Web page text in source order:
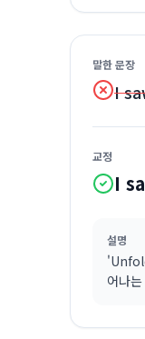
말한 문장
I
교정
I
설명
어나